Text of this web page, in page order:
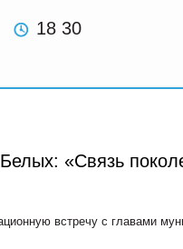
18 30
«Связь
встречу с главами